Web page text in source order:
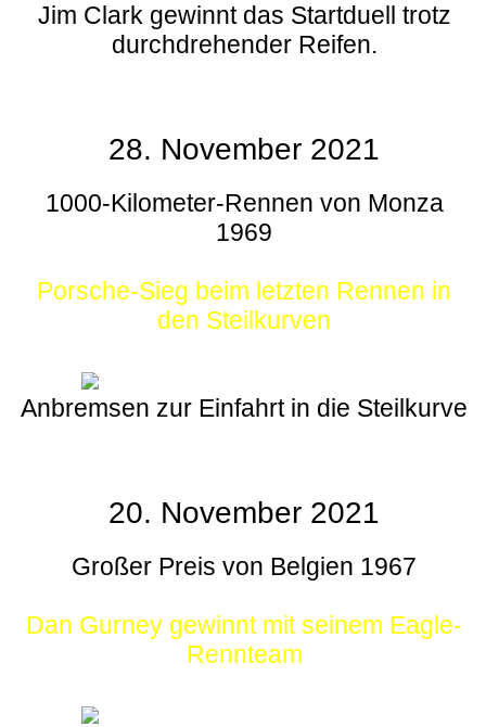
Jim Clark gewinnt das Startduell trotz
durchdrehender Reifen.
28. November 2021
1000-Kilometer-Rennen von Monza
1969
Porsche-Sieg beim letzten Rennen in
den Steilkurven
Anbremsen zur Einfahrt in die Steilkurve
20. November 2021
Großer Preis von Belgien 1967
Dan Gurney gewinnt mit seinem Eagle-
Rennteam